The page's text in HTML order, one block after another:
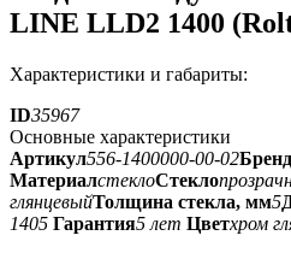
LINE LLD2 1400
Характеристики и габариты:
ID35967
Основные характеристики
Артикул556-1400000-00-02Бренд
МатериалстеклоСтекло
глянцевыйТолщина стекла, мм5
1405 Гарантия5 лет Цветхром